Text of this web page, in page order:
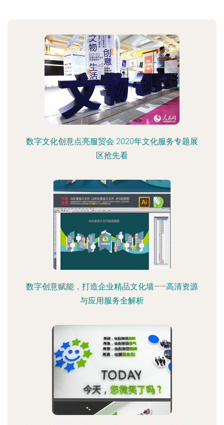
数字文化创意点亮服贸会 2020年文化服务专题展
区抢先看
数字创意赋能，打造企业精品文化墙——高清资源
与应用服务全解析